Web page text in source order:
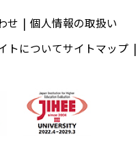
せ
個人情報の取扱い
トについてサイトマップ